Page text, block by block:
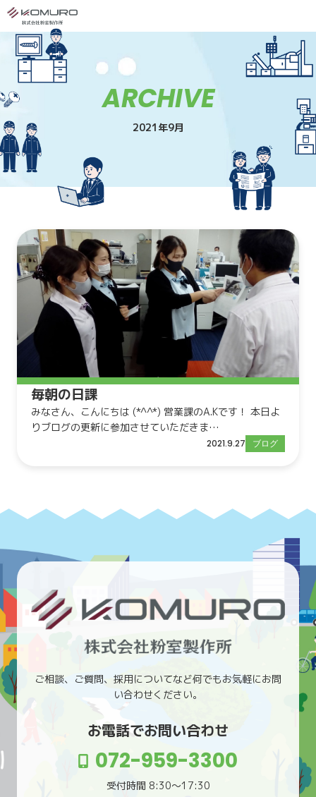
ARCHIVE
2021年9月
毎朝の日課
みなさん、こんにちは (*^^*) 営業課のA.Kです！ 本日よ
りブログの更新に参加させていただきま…
2021.9.27 ブログ
ご相談、ご質問、採用についてなど何でもお気軽にお問
い合わせください。
お電話でお問い合わせ
072-959-3300
受付時間 8:30〜17:30